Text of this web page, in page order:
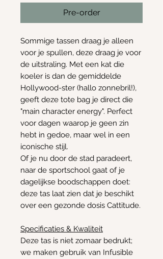
Pre-order
Sommige tassen draag je alleen
voor je spullen, deze draag je voor
de uitstraling. Met een kat die
koeler is dan de gemiddelde
Hollywood-ster (hallo zonnebril!),
geeft deze tote bag je direct die
"main character energy". Perfect
voor dagen waarop je geen zin
hebt in gedoe, maar wel in een
iconische stijl.
Of je nu door de stad paradeert,
naar de sportschool gaat of je
dagelijkse boodschappen doet:
deze tas laat zien dat je beschikt
over een gezonde dosis Cattitude.
Specificaties & Kwaliteit
Deze tas is niet zomaar bedrukt;
we maken gebruik van Infusible